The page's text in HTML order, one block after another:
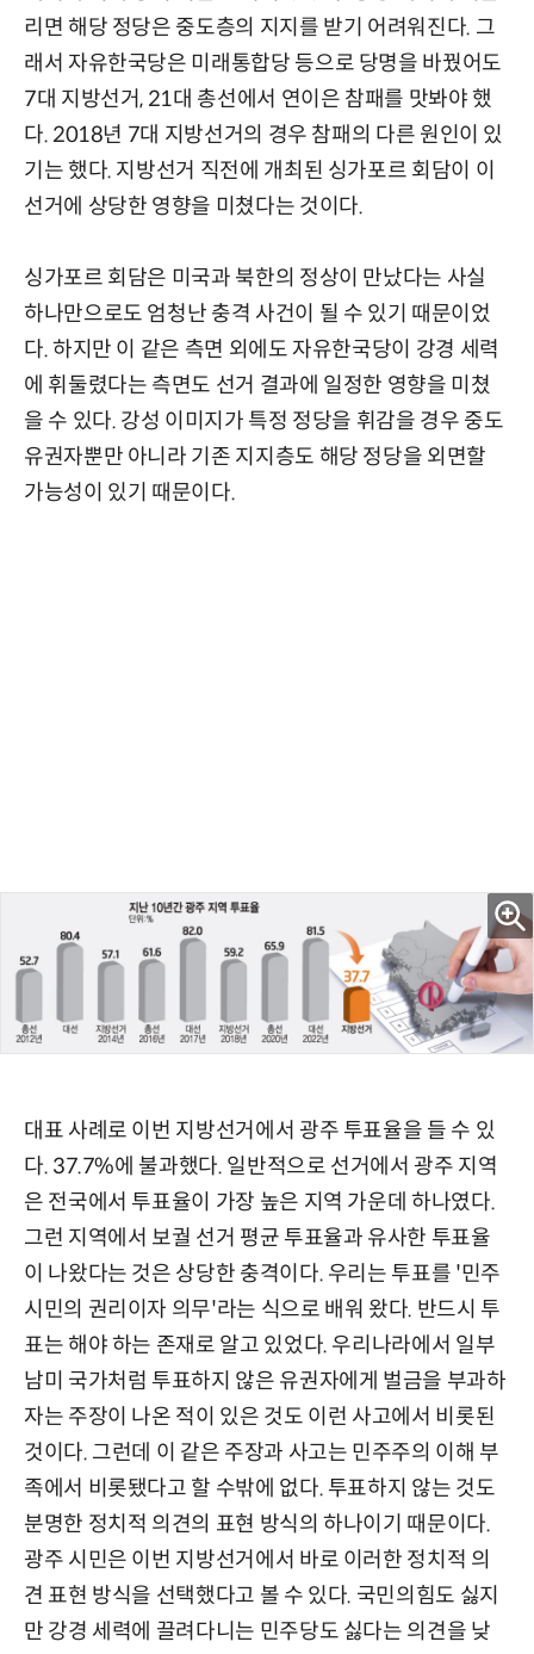
리면 해당 정당은 중도층의 지지를 받기 어려워진다. 그
래서 자유한국당은 미래통합당 등으로 당명을 바꿨어도
7대 지방선거, 21대 총선에서 연이은 참패를 맛봐야 했
다. 2018년 7대 지방선거의 경우 참패의 다른 원인이 있
기는 했다. 지방선거 직전에 개최된 싱가포르 회담이 이
선거에 상당한 영향을 미쳤다는 것이다.
싱가포르 회담은 미국과 북한의 정상이 만났다는 사실
하나만으로도 엄청난 충격 사건이 될 수 있기 때문이었
다. 하지만 이 같은 측면 외에도 자유한국당이 강경 세력
에 휘둘렸다는 측면도 선거 결과에 일정한 영향을 미쳤
을 수 있다. 강성 이미지가 특정 정당을 휘감을 경우 중도
유권자뿐만 아니라 기존 지지층도 해당 정당을 외면할
가능성이 있기 때문이다.
대표 사례로 이번 지방선거에서 광주 투표율을 들 수 있
다. 37.7%에 불과했다. 일반적으로 선거에서 광주 지역
은 전국에서 투표율이 가장 높은 지역 가운데 하나였다.
그런 지역에서 보궐 선거 평균 투표율과 유사한 투표율
이 나왔다는 것은 상당한 충격이다. 우리는 투표를 '민주
시민의 권리이자 의무'라는 식으로 배워 왔다. 반드시 투
표는 해야 하는 존재로 알고 있었다. 우리나라에서 일부
남미 국가처럼 투표하지 않은 유권자에게 벌금을 부과하
자는 주장이 나온 적이 있은 것도 이런 사고에서 비롯된
것이다. 그런데 이 같은 주장과 사고는 민주주의 이해 부
족에서 비롯됐다고 할 수밖에 없다. 투표하지 않는 것도
분명한 정치적 의견의 표현 방식의 하나이기 때문이다.
광주 시민은 이번 지방선거에서 바로 이러한 정치적 의
견 표현 방식을 선택했다고 볼 수 있다. 국민의힘도 싫지
만 강경 세력에 끌려다니는 민주당도 싫다는 의견을 낮